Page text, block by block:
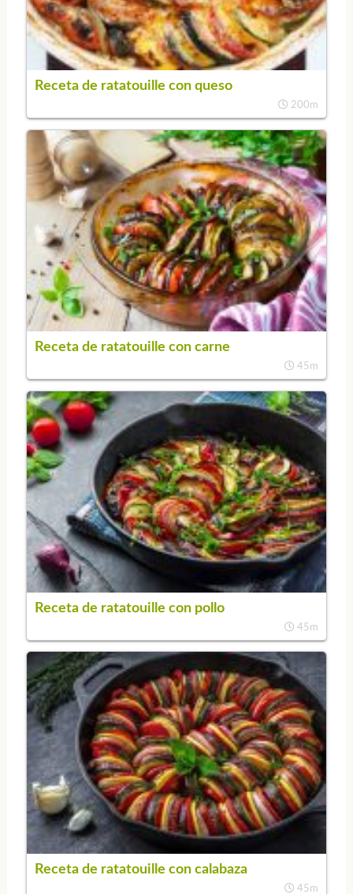
Receta de ratatouille con queso
200m
Receta de ratatouille con carne
45m
Receta de ratatouille con pollo
45m
Receta de ratatouille con calabaza
45m